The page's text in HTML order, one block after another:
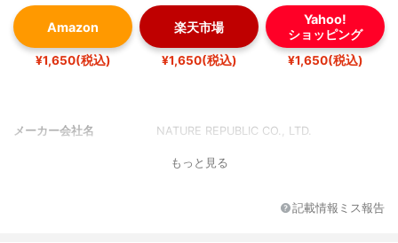
Amazon
¥1,650(税込)
楽天市場
¥1,650(税込)
Yahoo!
ショッピング
¥1,650(税込)
メーカー会社名 NATURE REPUBLIC CO., LTD.
もっと見る
記載情報ミス報告